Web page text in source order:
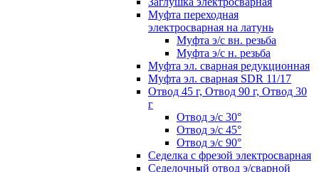
Муфта переходная
электросварная на латунь
Муфта э/с вн. резьба
Муфта э/с н. резьба
Муфта эл. cварная редукционная
Муфта эл. сварная SDR 11/17
Отвод 45 г, Отвод 90 г, Отвод 30
г
Отвод э/с 30°
Отвод э/с 45°
Отвод э/с 90°
Седелка с фрезой электросварная
Седелочный отвод э/сварной